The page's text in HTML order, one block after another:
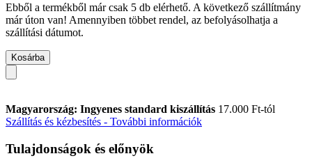
Ebből a termékből már csak 5 db elérhető. A következő szállítmány
már úton van! Amennyiben többet rendel, az befolyásolhatja a
szállítási dátumot.
Kosárba
Magyarország: Ingyenes standard kiszállítás 17.000 Ft-tól
Szállítás és kézbesítés - További információk
Tulajdonságok és előnyök